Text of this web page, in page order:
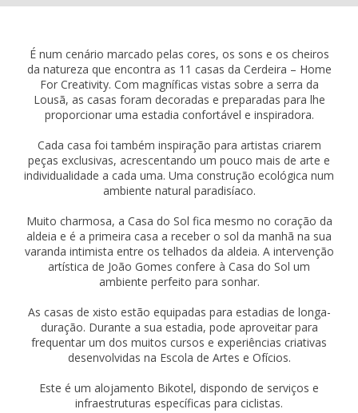
É num cenário marcado pelas cores, os sons e os cheiros
da natureza que encontra as 11 casas da Cerdeira – Home
For Creativity. Com magníficas vistas sobre a serra da
Lousã, as casas foram decoradas e preparadas para lhe
proporcionar uma estadia confortável e inspiradora.
Cada casa foi também inspiração para artistas criarem
peças exclusivas, acrescentando um pouco mais de arte e
individualidade a cada uma. Uma construção ecológica num
ambiente natural paradisíaco.
Muito charmosa, a Casa do Sol fica mesmo no coração da
aldeia e é a primeira casa a receber o sol da manhã na sua
varanda intimista entre os telhados da aldeia. A intervenção
artística de João Gomes confere à Casa do Sol um
ambiente perfeito para sonhar.
As casas de xisto estão equipadas para estadias de longa-
duração. Durante a sua estadia, pode aproveitar para
frequentar um dos muitos cursos e experiências criativas
desenvolvidas na Escola de Artes e Ofícios.
Este é um alojamento Bikotel, dispondo de serviços e
infraestruturas específicas para ciclistas.